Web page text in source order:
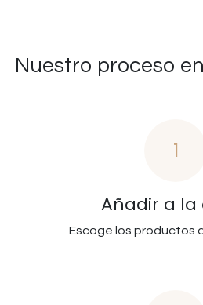
Nuestro proceso
1
Añadir a la
Escoge los productos